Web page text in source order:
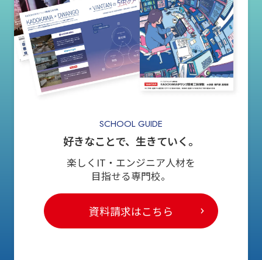
SCHOOL GUIDE
好きなことで、生きていく。
楽しくIT・エンジニア人材を
目指せる専門校。
資料請求はこちら